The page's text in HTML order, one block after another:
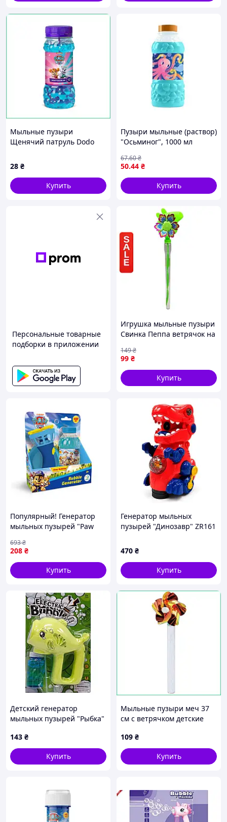
Мыльные пузыри
Щенячий патруль Dodo
мультфильма Paw Patrol
для праздника и детских
игр
28 ₴
Купить
Пузыри мыльные (раствор)
"Осьминог", 1000 мл
50.44 ₴
67.60₴
Купить
Персональные товарные
подборки в приложении
Игрушка мыльные пузыри
Свинка Пеппа ветрячок на
детей для прогулок и
праздника MIC
99 ₴
149₴
Купить
Популярный! Генератор
мыльных пузырей "Paw
мл - Лучшее качество
только на Nukleon.com.ua
208 ₴
693₴
Купить
Генератор мыльных
пузырей "Динозавр" ZR161
Красный
470 ₴
Купить
Детский генератор
мыльных пузырей "Рыбка"
143 ₴
Купить
Мыльные пузыри меч 37
см с ветрячком детские
для праздника и анимации
летние набор
109 ₴
Купить